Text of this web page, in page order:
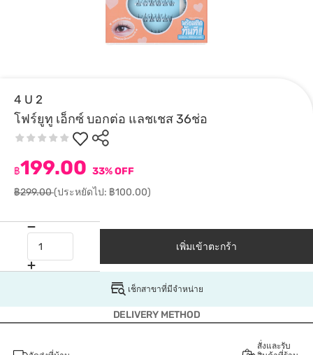
4 U 2
โฟร์ยูทู เอ็กซ์ บอกต่อ แลชเชส 36ช่อ
฿199.00 33% OFF
฿299.00(ประหยัดไป: ฿100.00)
เพิ่มเข้าตะกร้า
เช็กสาขาที่มีจำหน่าย
DELIVERY METHOD
สั่งและรับ